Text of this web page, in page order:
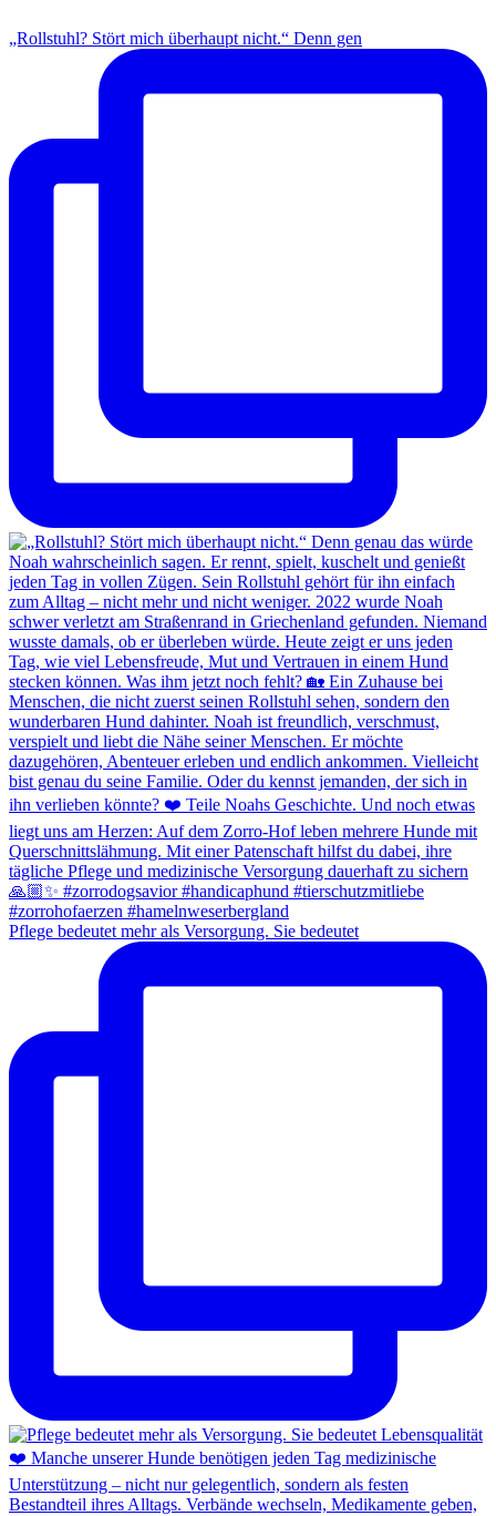
„Rollstuhl? Stört mich überhaupt nicht.“ Denn gen
Pflege bedeutet mehr als Versorgung. Sie bedeutet